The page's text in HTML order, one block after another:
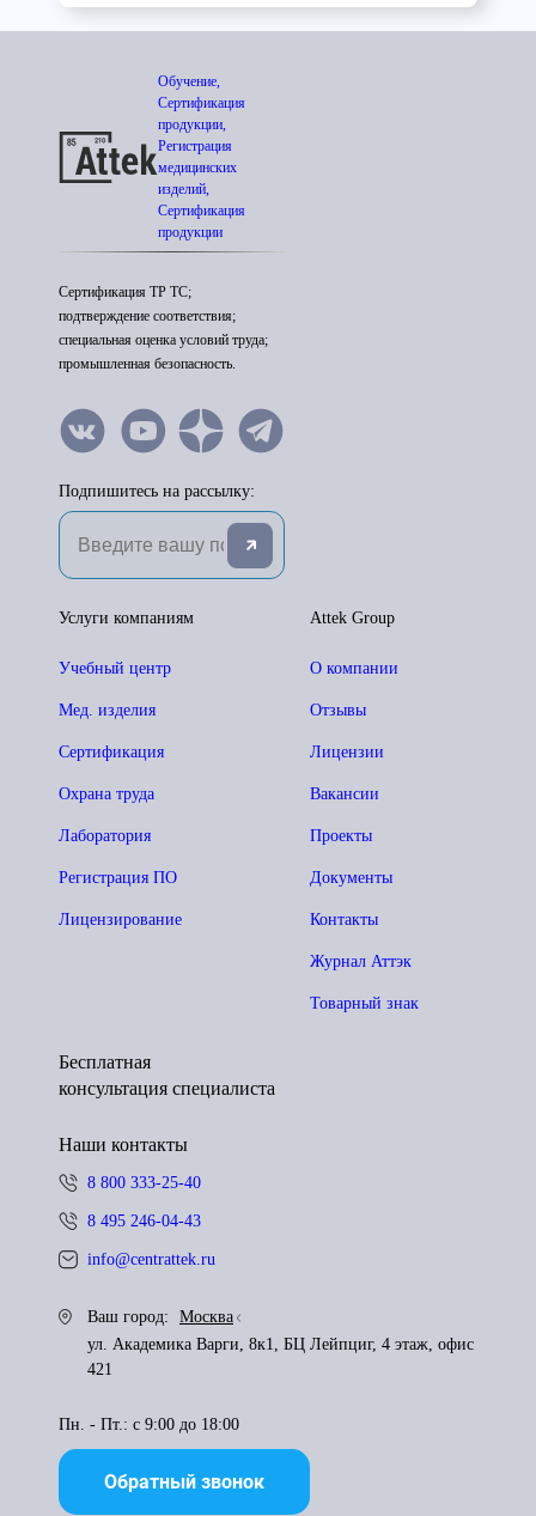
Обучение,
Сертификация
продукции,
Регистрация
медицинских
изделий,
Сертификация
продукции
Сертификация ТР ТС;
подтверждение соответствия;
специальная оценка условий труда;
промышленная безопасность.
Подпишитесь на рассылку:
Attek Group
О компании
Отзывы
Лицензии
Вакансии
Проекты
Документы
Контакты
Журнал Аттэк
Товарный знак
Услуги компаниям
Учебный центр
Мед. изделия
Сертификация
Охрана труда
Лаборатория
Регистрация ПО
Лицензирование
Бесплатная
консультация специалиста
Наши контакты
8 800 333-25-40
8 495 246-04-43
info@centrattek.ru
Ваш город:
Москва
ул. Академика Варги, 8к1, БЦ Лейпциг, 4 этаж, офис
421
Пн. - Пт.: с 9:00 до 18:00
Обратный звонок